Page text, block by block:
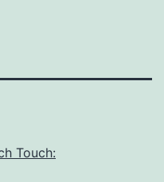
Touch: